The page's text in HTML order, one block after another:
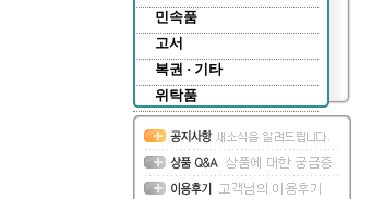
민속품
고서
복권 · 기타
위탁품